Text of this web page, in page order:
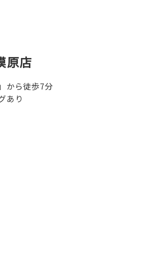
原店
から徒歩7分
あり